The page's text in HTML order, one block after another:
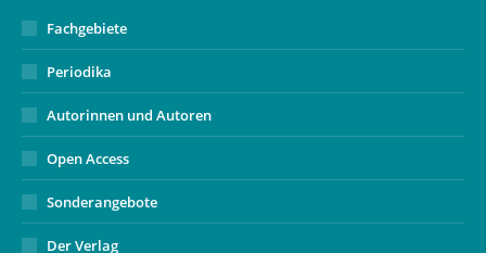
Fachgebiete
Periodika
Autorinnen und Autoren
Open Access
Sonderangebote
Der Verlag